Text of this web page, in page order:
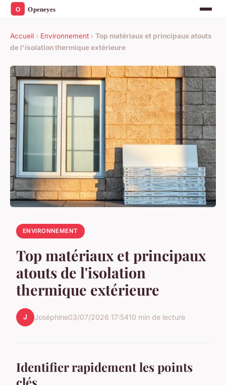
Accueil › Environnement › Top matériaux et principaux atouts
de l'isolation thermique extérieure
ENVIRONNEMENT
Top matériaux et principaux
atouts de l'isolation
thermique extérieure
J Joséphine03/07/2026 17:5410 min de lecture
Identifier rapidement les points